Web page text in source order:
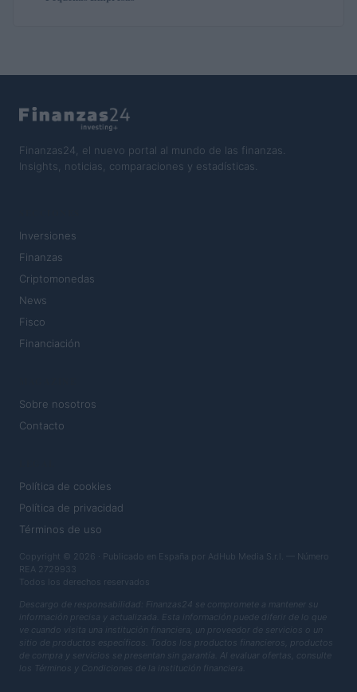
Finanzas24, el nuevo portal al mundo de las finanzas.
Insights, noticias, comparaciones y estadísticas.
Inversiones
Finanzas
Criptomonedas
News
Fisco
Financiación
Sobre nosotros
Contacto
Política de cookies
Política de privacidad
Términos de uso
Copyright © 2026 · Publicado en España por AdHub Media S.r.l. — Número
REA 2729933
Todos los derechos reservados
Descargo de responsabilidad: Finanzas24 se compromete a mantener su
información precisa y actualizada. Esta información puede diferir de lo que
ve cuando visita una institución financiera, un proveedor de servicios o un
sitio de productos específicos. Todos los productos financieros, productos
de compra y servicios se presentan sin garantía. Al evaluar ofertas, consulte
los Términos y Condiciones de la institución financiera.